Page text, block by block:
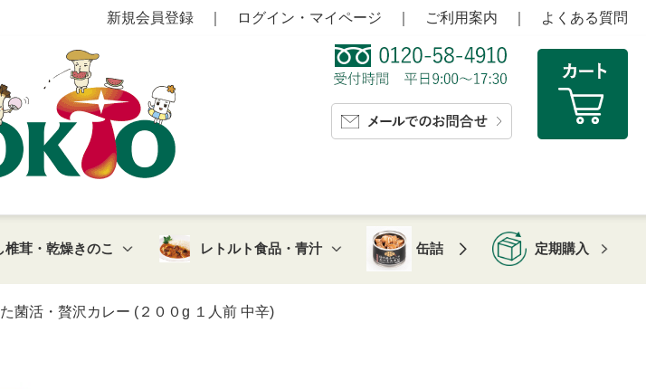
新規会員登録 ログイン・マイページ ご利用案内 よくある質問
椎茸・乾燥きのこ レトルト食品・青汁 缶詰 定期購入
菌活・贅沢カレー (２００g １人前 中辛)